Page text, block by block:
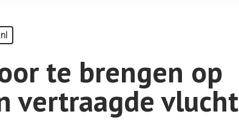
te brengen op
vertraagde vlucht